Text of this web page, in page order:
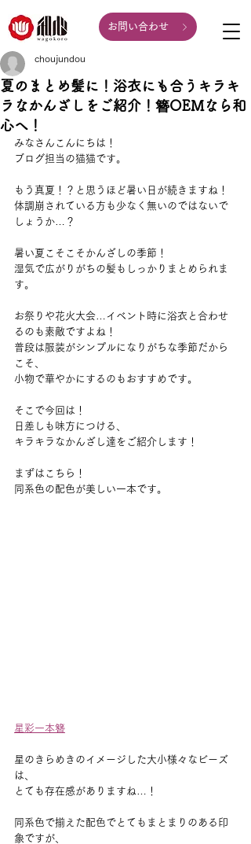
お問い合わせ
夏のまとめ髪に！浴衣にも合うキラキ
ラなかんざしをご紹介！簪OEMなら和
心へ！
choujundou
みなさんこんにちは！
ブログ担当の猫猫です。
もう真夏！？と思うほど暑い日が続きますね！
体調崩されている方も少なく無いのではないで
しょうか…？
暑い夏こそこそかんざしの季節！
湿気で広がりがちの髪もしっかりまとめられま
す。
お祭りや花火大会…イベント時に浴衣と合わせ
るのも素敵ですよね！
普段は服装がシンプルになりがちな季節だから
こそ、
小物で華やかにするのもおすすめです。
そこで今回は！
日差しも味方につける、
キラキラなかんざし達をご紹介します！
まずはこちら！
同系色の配色が美しい一本です。
星彩一本簪
星のきらめきのイメージした大小様々なビーズ
は、
とても存在感がありますね…！
同系色で揃えた配色でとてもまとまりのある印
象ですが、